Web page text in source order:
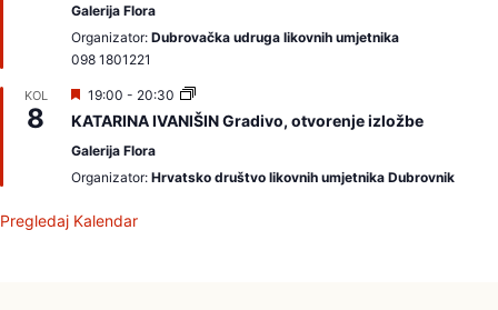
j
a
m
Galerija Flora
Organizator: Dubrovačka udruga likovnih umjetnika
098 1801221
KOL
8
I
z
d
v
j
m
19:00 - 20:30
KATARINA IVANIŠIN Gradivo, otvorenje izložbe
Galerija Flora
Organizator: Hrvatsko društvo likovnih umjetnika Dubrovnik
Pregledaj Kalendar